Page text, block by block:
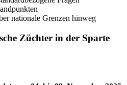
nationale Grenzen hinweg
Züchter in der Sparte